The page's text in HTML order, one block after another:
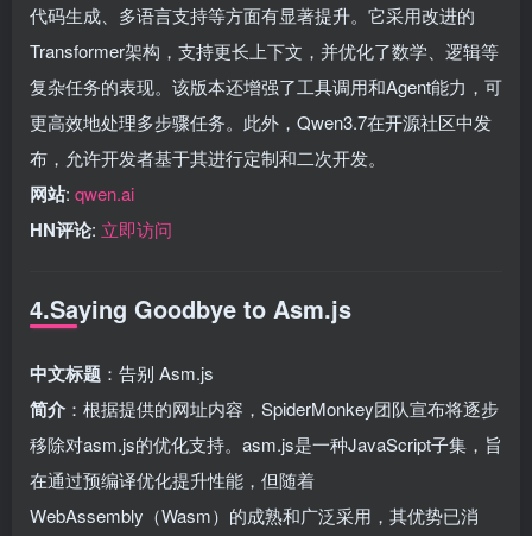
代码生成、多语言支持等方面有显著提升。它采用改进的
Transformer架构，支持更长上下文，并优化了数学、逻辑等
复杂任务的表现。该版本还增强了工具调用和Agent能力，可
更高效地处理多步骤任务。此外，Qwen3.7在开源社区中发
布，允许开发者基于其进行定制和二次开发。
网站: qwen.ai
HN评论: 立即访问
4.Saying Goodbye to Asm.js
中文标题 ：告别 Asm.js
简介 ：根据提供的网址内容，SpiderMonkey团队宣布将逐步
移除对asm.js的优化支持。asm.js是一种JavaScript子集，旨
在通过预编译优化提升性能，但随着
WebAssembly（Wasm）的成熟和广泛采用，其优势已消